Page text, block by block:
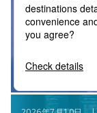
2025年度の
シーの動向と
サイバー・